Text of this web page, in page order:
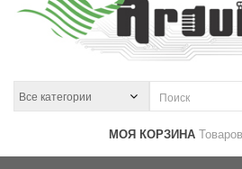
МОЯ КОРЗИНА